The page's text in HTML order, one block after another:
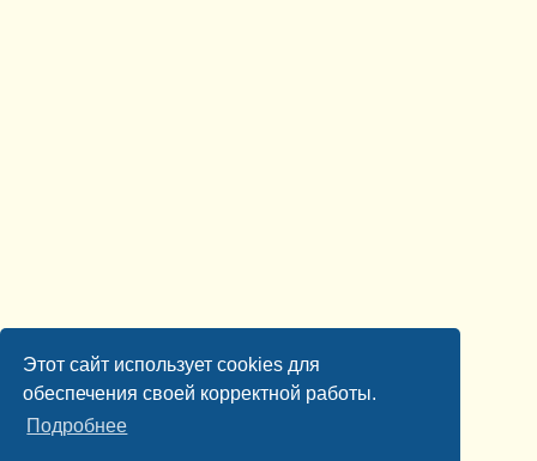
Этот сайт использует cookies для
обеспечения своей корректной работы.
Подробнее